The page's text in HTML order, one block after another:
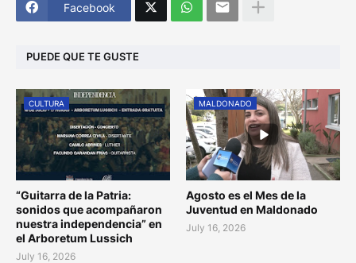
Facebook
PUEDE QUE TE GUSTE
CULTURA
“Guitarra de la Patria:
sonidos que acompañaron
nuestra independencia” en
el Arboretum Lussich
July 16, 2026
MALDONADO
Agosto es el Mes de la
Juventud en Maldonado
July 16, 2026